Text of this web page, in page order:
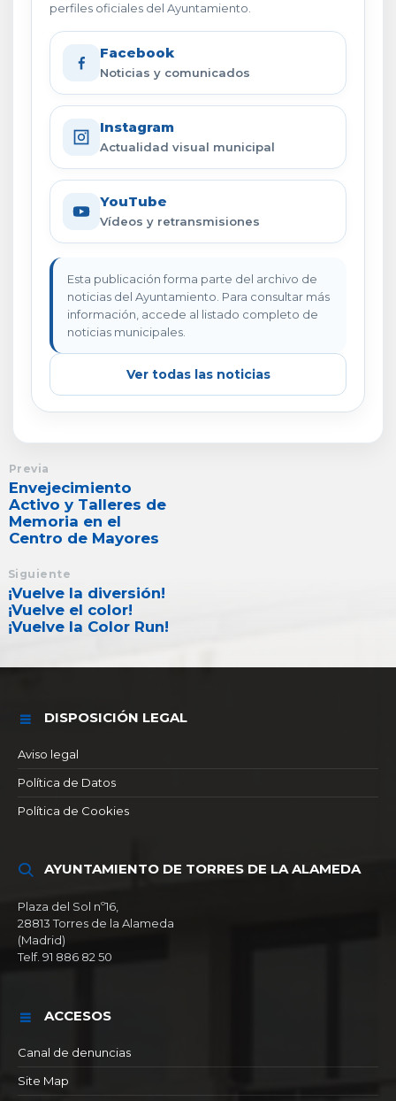
perfiles oficiales del Ayuntamiento.
Facebook
Noticias y comunicados
Instagram
Actualidad visual municipal
YouTube
Vídeos y retransmisiones
Esta publicación forma parte del archivo de
noticias del Ayuntamiento. Para consultar más
información, accede al listado completo de
noticias municipales.
Ver todas las noticias
Previa
Envejecimiento
Activo y Talleres de
Memoria en el
Centro de Mayores
Siguiente
¡Vuelve la diversión!
¡Vuelve el color!
¡Vuelve la Color Run!
DISPOSICIÓN LEGAL
Aviso legal
Política de Datos
Política de Cookies
AYUNTAMIENTO DE TORRES DE LA ALAMEDA
Plaza del Sol nº16,
28813 Torres de la Alameda
(Madrid)
Telf. 91 886 82 50
ACCESOS
Canal de denuncias
Site Map